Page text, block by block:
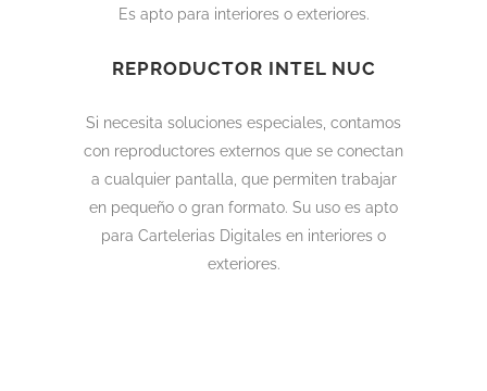
Es apto para interiores o exteriores.
REPRODUCTOR INTEL NUC
Si necesita soluciones especiales, contamos
con reproductores externos que se conectan
a cualquier pantalla, que permiten trabajar
en pequeño o gran formato. Su uso es apto
para Cartelerias Digitales en interiores o
exteriores.